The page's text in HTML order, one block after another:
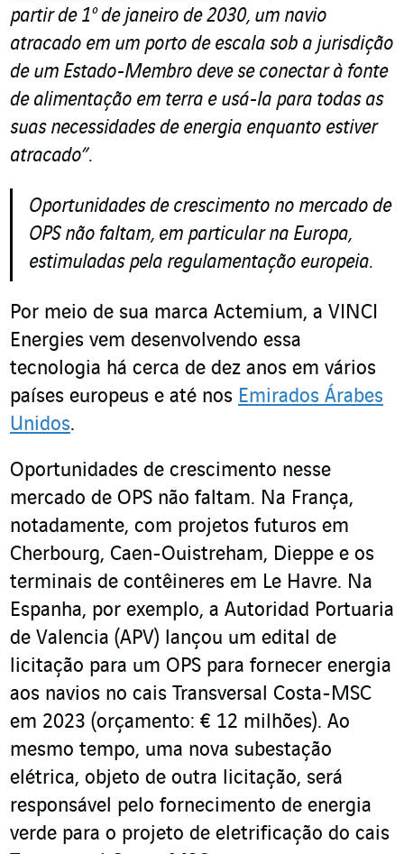
partir de 1º de janeiro de 2030, um navio
atracado em um porto de escala sob a jurisdição
de um Estado-Membro deve se conectar à fonte
de alimentação em terra e usá-la para todas as
suas necessidades de energia enquanto estiver
atracado”.
Oportunidades de crescimento no mercado de
OPS não faltam, em particular na Europa,
estimuladas pela regulamentação europeia.
Por meio de sua marca Actemium, a VINCI
Energies vem desenvolvendo essa
tecnologia há cerca de dez anos em vários
países europeus e até nos Emirados Árabes
Unidos.
Oportunidades de crescimento nesse
mercado de OPS não faltam. Na França,
notadamente, com projetos futuros em
Cherbourg, Caen-Ouistreham, Dieppe e os
terminais de contêineres em Le Havre. Na
Espanha, por exemplo, a Autoridad Portuaria
de Valencia (APV) lançou um edital de
licitação para um OPS para fornecer energia
aos navios no cais Transversal Costa-MSC
em 2023 (orçamento: € 12 milhões). Ao
mesmo tempo, uma nova subestação
elétrica, objeto de outra licitação, será
responsável pelo fornecimento de energia
verde para o projeto de eletrificação do cais